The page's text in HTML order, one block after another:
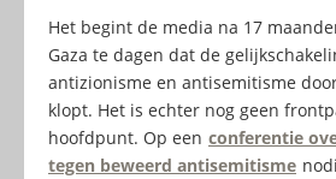
Het begint de media na 17
Gaza te dagen dat de
antizionisme en antisemitisme
klopt. Het is echter nog geen
hoofdpunt. Op een conferentie
tegen beweerd antisemitisme